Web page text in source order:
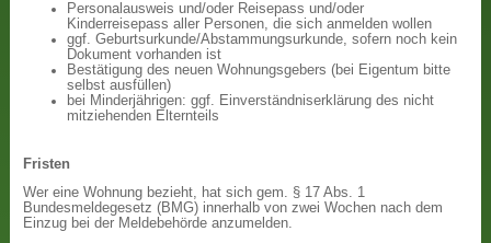
Personalausweis und/oder Reisepass und/oder
Kinderreisepass aller Personen, die sich anmelden wollen
ggf. Geburtsurkunde/Abstammungsurkunde, sofern noch kein
Dokument vorhanden ist
Bestätigung des neuen Wohnungsgebers (bei Eigentum bitte
selbst ausfüllen)
bei Minderjährigen: ggf. Einverständniserklärung des nicht
mitziehenden Elternteils
Fristen
Wer eine Wohnung bezieht, hat sich gem. § 17 Abs. 1
Bundesmeldegesetz (BMG) innerhalb von zwei Wochen nach dem
Einzug bei der Meldebehörde anzumelden.